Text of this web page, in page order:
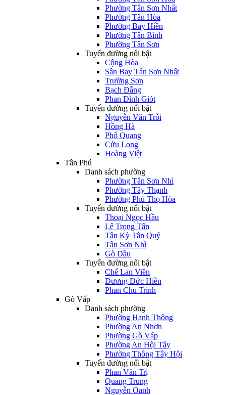
Phường Tân Sơn Nhất
Phường Tân Hòa
Phường Bảy Hiền
Phường Tân Bình
Phường Tân Sơn
Tuyến đường nổi bật
Cộng Hòa
Sân Bay Tân Sơn Nhất
Trường Sơn
Bạch Đằng
Phan Đình Giót
Tuyến đường nổi bật
Nguyễn Văn Trỗi
Hồng Hà
Phổ Quang
Cửu Long
Hoàng Việt
Tân Phú
Danh sách phường
Phường Tân Sơn Nhì
Phường Tây Thạnh
Phường Phú Thọ Hòa
Tuyến đường nổi bật
Thoại Ngọc Hầu
Lê Trọng Tấn
Tân Kỳ Tân Quý
Tân Sơn Nhì
Gò Dầu
Tuyến đường nổi bật
Chế Lan Viên
Dương Đức Hiền
Phan Chu Trinh
Gò Vấp
Danh sách phường
Phường Hạnh Thông
Phường An Nhơn
Phường Gò Vấp
Phường An Hội Tây
Phường Thông Tây Hội
Tuyến đường nổi bật
Phan Văn Trị
Quang Trung
Nguyễn Oanh